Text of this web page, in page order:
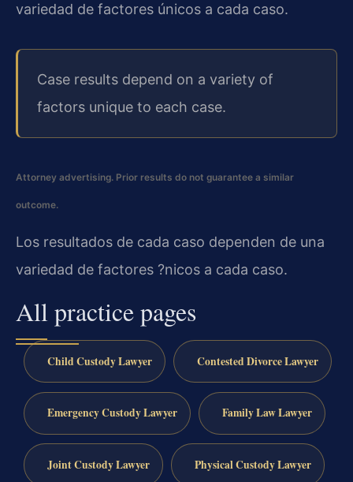
variedad de factores únicos a cada caso.
Case results depend on a variety of
factors unique to each case.
Attorney advertising. Prior results do not guarantee a similar
outcome.
Los resultados de cada caso dependen de una
variedad de factores ?nicos a cada caso.
All practice pages
Child Custody Lawyer Contested Divorce Lawyer
Emergency Custody Lawyer Family Law Lawyer
Joint Custody Lawyer Physical Custody Lawyer